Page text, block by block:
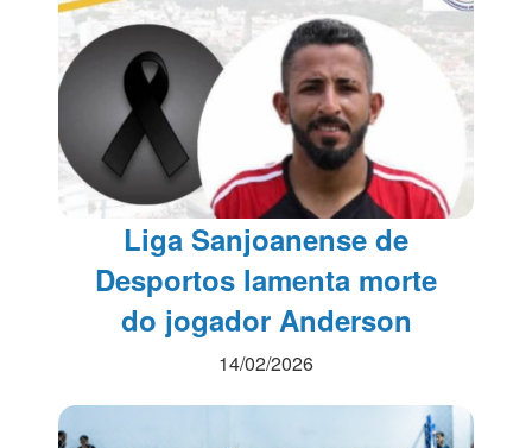
Liga Sanjoanense de
Desportos lamenta morte
do jogador Anderson
14/02/2026